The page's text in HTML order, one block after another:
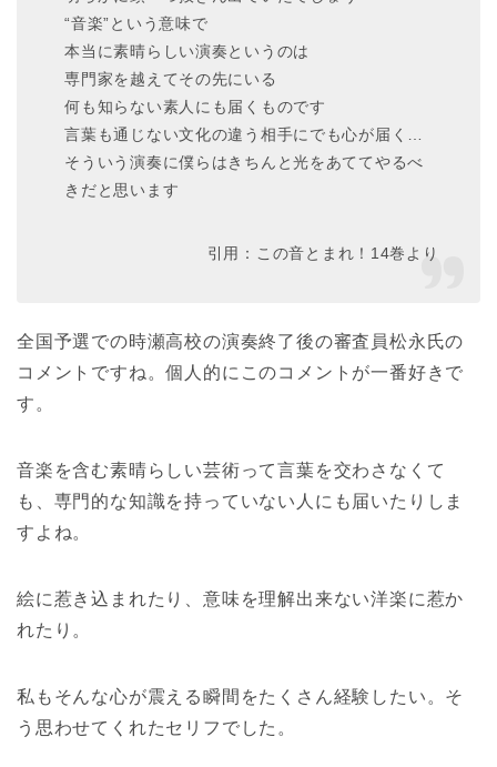
“音楽”という意味で
本当に素晴らしい演奏というのは
専門家を越えてその先にいる
何も知らない素人にも届くものです
言葉も通じない文化の違う相手にでも心が届く…
そういう演奏に僕らはきちんと光をあててやるべ
きだと思います
引用：この音とまれ！14巻より
全国予選での時瀬高校の演奏終了後の審査員松永氏の
コメントですね。個人的にこのコメントが一番好きで
す。
音楽を含む素晴らしい芸術って言葉を交わさなくて
も、専門的な知識を持っていない人にも届いたりしま
すよね。
絵に惹き込まれたり、意味を理解出来ない洋楽に惹か
れたり。
私もそんな心が震える瞬間をたくさん経験したい。そ
う思わせてくれたセリフでした。